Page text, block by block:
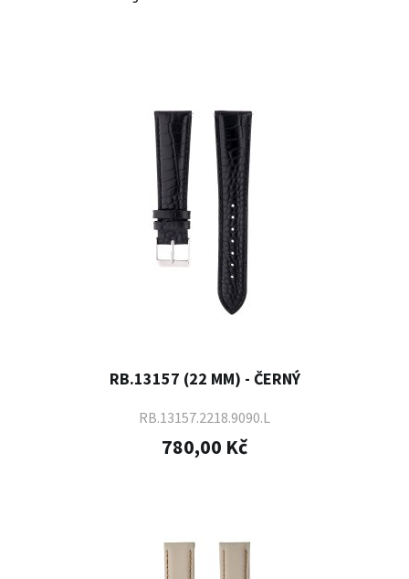
RB.13157 (22 MM) - ČERNÝ
RB.13157.2218.9090.L
780,00 Kč